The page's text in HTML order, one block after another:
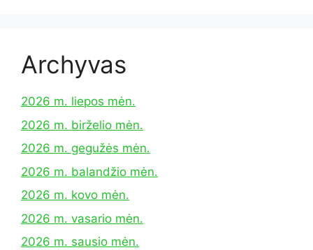
Archyvas
2026 m. liepos mėn.
2026 m. birželio mėn.
2026 m. gegužės mėn.
2026 m. balandžio mėn.
2026 m. kovo mėn.
2026 m. vasario mėn.
2026 m. sausio mėn.